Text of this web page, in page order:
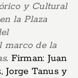
y Cultural
la Plaza
marco de la
. Firman: Juan
Jorge Tanus y